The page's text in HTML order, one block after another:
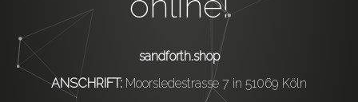
sandforth.shop
ANSCHRIFT: Moorsledestrasse 7 in 51069 Köln